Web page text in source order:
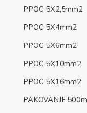
PPOO 5X2,5mm2
PPOO 5X4mm2
PPOO 5X6mm2
PPOO 5X10mm2
PPOO 5X16mm2
PAKOVANJE 500m